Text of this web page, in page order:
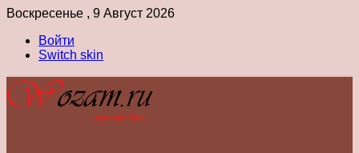
Воскресенье , 9 Август 2026
Войти
Switch skin